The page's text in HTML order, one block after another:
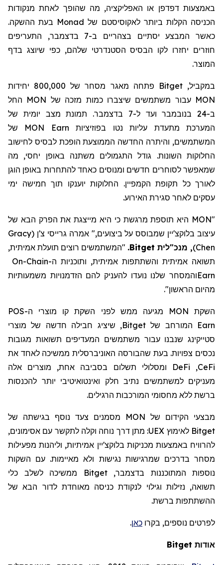
באמצעות דפדפן או האפליקציה, מה שהופך לאחת מנקודות
הכניסה הקלות ביותר לאקוסיסטם של Monad בעת ההשקה.
כאשר המבצע יסתיים בצהריים ב-7 בדצמבר, התעריפים
חוזרים יחזרו לקו הבסיס הסטנדרטי שלהם, כפי שיוצג בדף
המוצר.
במקביל,Bitget פתחה מאגר מסחר של 800,000 יחידות
MON עבור משתמשים שיצברו כמות מזכה של MON החל
ב-24 בנובמבר ועד ל-7 בדצמבר. תמונת מצב יומית של
המערכת מתעדת עליות נטו בפוזיציות MON Earn של
המשתמשים, והיתרה החדשה הממוצעת הופכת לבסיס לחישוב
החלוקות השונות. גודל התגמולים משתנה באופן יחסי, מה
שמאפשר לסוחרים חדשים ומנוסים כאחד להתחרות באופן הוגן
לאורך כל תקופת הקמפיין. החלוקות יוענקו תוך חמישה ימי
עסקים לאחר סגירת האירוע.
"MON היא תוספת מרגשת כי היא מייצגת את הפרק הבא של
עיצוב בלוקצ'יין שמבוסס על ביצועים," אמרה גרייסי צ'ן (
Gracy
Chen
)
, מנכ"לית Bitget . "המשתמשים רוצים תועלת אמיתית,
תשואה אמיתית והשתתפות אמיתית, ותוכניות ה-On-Chain
Earnוהמסחר שלנו נועדו להעניק להם הזדמנויות משמעותיות
מהיום הראשון".
השקת MON מגיעה ממש לפני השקת קו מוצרי ה-POS
Earn המורחב שלBitget, שיציג חבילה חדשה של מוצרי
סטייקינג שנבנו עבור משתמשים המעדיפים תשואות מגובות
נכסים צפויות. בעת שהבורסה האוניברסלית ממשיכה לאחד את
CeFi
,
DeFi
ומסלולי תשלום בסביבה אחת, מוצרים אלה
מעניקים למשתמשים נתיב חלק ואינטואיטיבי יותר להכנסות
ברשת ללא מחסומי המורכבות הרגילים.
מבצעי הקידום של MON מסמנים צעד נוסף בגישתה של
Bitget לאימוץ UEX: מתן דרך נוחה וקלה לתקשר עם אסימונים,
להרוויח באמצעות מכניקות בלוקצ'יין אמיתיות, וליהנות מפעילות
מסחר בדרכים שמרגישות נגישות ולא מאיימות. עם השקות
נוספות המתוכננות בדצמבר,Bitget
ממשיכה לשלב כלי
תשואה, נזילות וגילוי לנקודת כניסה מאוחדת לדור הבא של
ההשתתפות ברשת.
לפרטים נוספים, בקרו כאן.
אודות